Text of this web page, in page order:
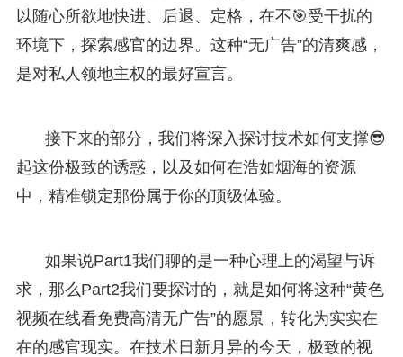
以随心所欲地快进、后退、定格，在不🎯受干扰的
环境下，探索感官的边界。这种“无广告”的清爽感，
是对私人领地主权的最好宣言。
接下来的部分，我们将深入探讨技术如何支撑😎
起这份极致的诱惑，以及如何在浩如烟海的资源
中，精准锁定那份属于你的顶级体验。
如果说Part1我们聊的是一种心理上的渴望与诉
求，那么Part2我们要探讨的，就是如何将这种“黄色
视频在线看免费高清无广告”的愿景，转化为实实在
在的感官现实。在技术日新月异的今天，极致的视